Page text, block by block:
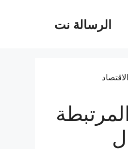
الرسالة نت